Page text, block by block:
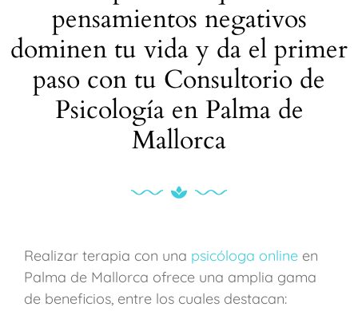
pensamientos negativos
dominen tu vida y da el primer
paso con tu Consultorio de
Psicología en Palma de
Mallorca
Realizar terapia con una psicóloga online en
Palma de Mallorca ofrece una amplia gama
de beneficios, entre los cuales destacan: